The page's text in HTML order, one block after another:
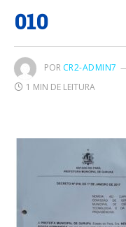
010
POR CR2-ADMIN7
1 MIN DE LEITURA